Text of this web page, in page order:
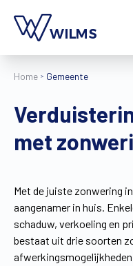
Home Gemeente
met
Met de juiste zonwering
aangenamer in huis.
schaduw, verkoeling en
bestaat uit drie soorten